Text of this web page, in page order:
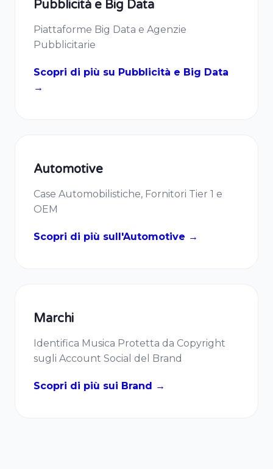
Pubblicità e Big Data
Piattaforme Big Data e Agenzie
Pubblicitarie
Scopri di più su Pubblicità e Big Data
→
Automotive
Case Automobilistiche, Fornitori Tier 1 e
OEM
Scopri di più sull'Automotive →
Marchi
Identifica Musica Protetta da Copyright
sugli Account Social del Brand
Scopri di più sui Brand →